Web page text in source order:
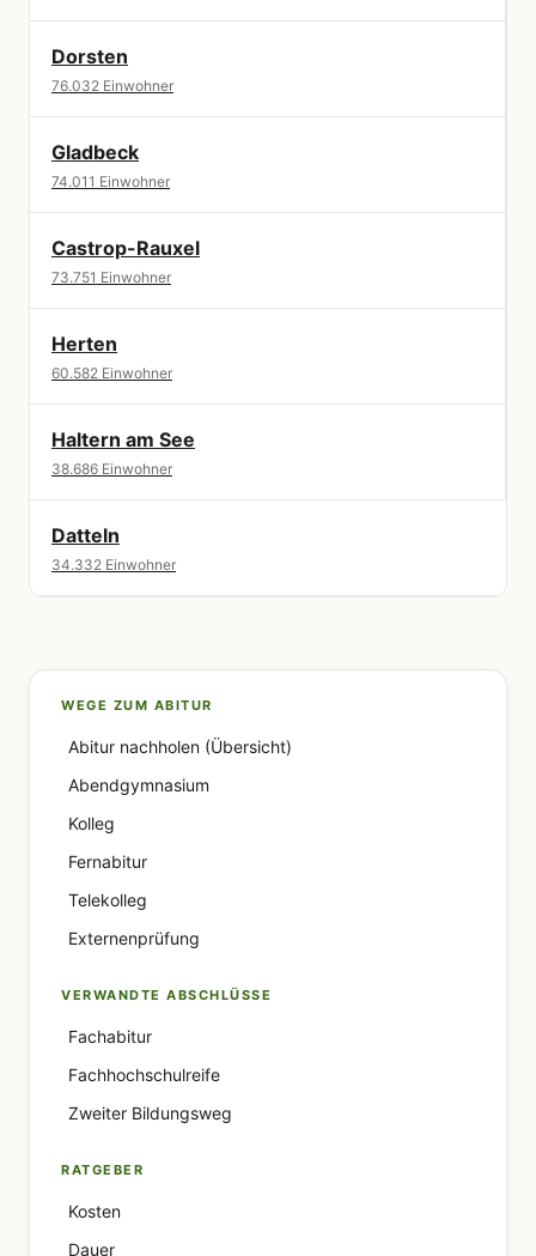
Dorsten
76.032 Einwohner
Gladbeck
74.011 Einwohner
Castrop-Rauxel
73.751 Einwohner
Herten
60.582 Einwohner
Haltern am See
38.686 Einwohner
Datteln
34.332 Einwohner
WEGE ZUM ABITUR
Abitur nachholen (Übersicht)
Abendgymnasium
Kolleg
Fernabitur
Telekolleg
Externenprüfung
VERWANDTE ABSCHLÜSSE
Fachabitur
Fachhochschulreife
Zweiter Bildungsweg
RATGEBER
Kosten
Dauer